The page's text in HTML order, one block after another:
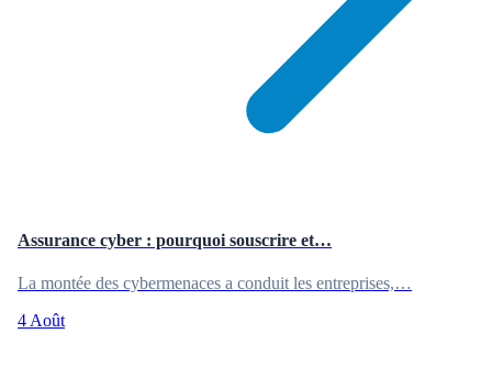
Assurance cyber : pourquoi souscrire et…
La montée des cybermenaces a conduit les entreprises,…
4 Août